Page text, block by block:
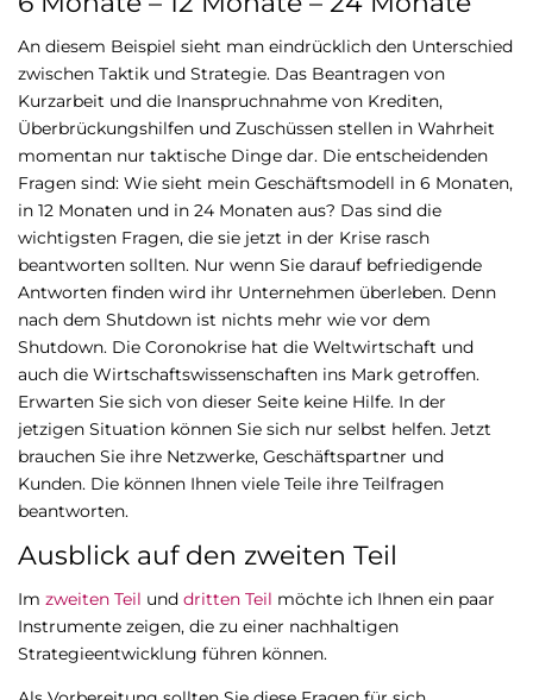
An diesem Beispiel sieht man eindrücklich den Unterschied
zwischen Taktik und Strategie. Das Beantragen von
Kurzarbeit und die Inanspruchnahme von Krediten,
Überbrückungshilfen und Zuschüssen stellen in Wahrheit
momentan nur taktische Dinge dar. Die entscheidenden
Fragen sind: Wie sieht mein Geschäftsmodell in 6 Monaten,
in 12 Monaten und in 24 Monaten aus? Das sind die
wichtigsten Fragen, die sie jetzt in der Krise rasch
beantworten sollten. Nur wenn Sie darauf befriedigende
Antworten finden wird ihr Unternehmen überleben. Denn
nach dem Shutdown ist nichts mehr wie vor dem
Shutdown. Die Coronokrise hat die Weltwirtschaft und
auch die Wirtschaftswissenschaften ins Mark getroffen.
Erwarten Sie sich von dieser Seite keine Hilfe. In der
jetzigen Situation können Sie sich nur selbst helfen. Jetzt
brauchen Sie ihre Netzwerke, Geschäftspartner und
Kunden. Die können Ihnen viele Teile ihre Teilfragen
beantworten.
Ausblick auf den zweiten Teil
Im zweiten Teil und dritten Teil möchte ich Ihnen ein paar
Instrumente zeigen, die zu einer nachhaltigen
Strategieentwicklung führen können.